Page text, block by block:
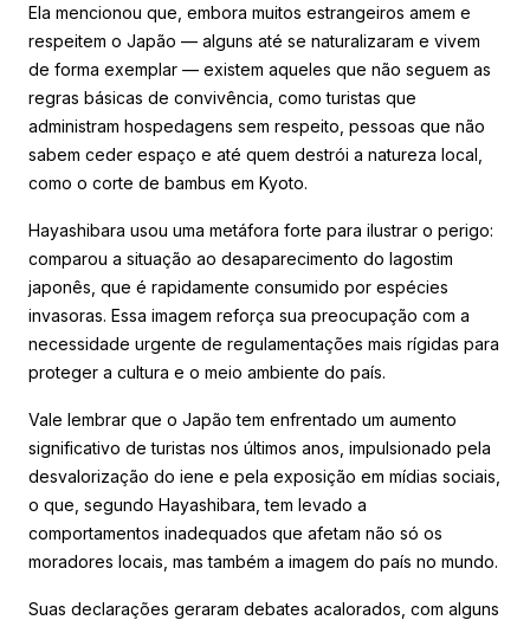
Ela mencionou que, embora muitos estrangeiros amem e
respeitem o Japão — alguns até se naturalizaram e vivem
de forma exemplar — existem aqueles que não seguem as
regras básicas de convivência, como turistas que
administram hospedagens sem respeito, pessoas que não
sabem ceder espaço e até quem destrói a natureza local,
como o corte de bambus em Kyoto.
Hayashibara usou uma metáfora forte para ilustrar o perigo:
comparou a situação ao desaparecimento do lagostim
japonês, que é rapidamente consumido por espécies
invasoras. Essa imagem reforça sua preocupação com a
necessidade urgente de regulamentações mais rígidas para
proteger a cultura e o meio ambiente do país.
Vale lembrar que o Japão tem enfrentado um aumento
significativo de turistas nos últimos anos, impulsionado pela
desvalorização do iene e pela exposição em mídias sociais,
o que, segundo Hayashibara, tem levado a
comportamentos inadequados que afetam não só os
moradores locais, mas também a imagem do país no mundo.
Suas declarações geraram debates acalorados, com alguns